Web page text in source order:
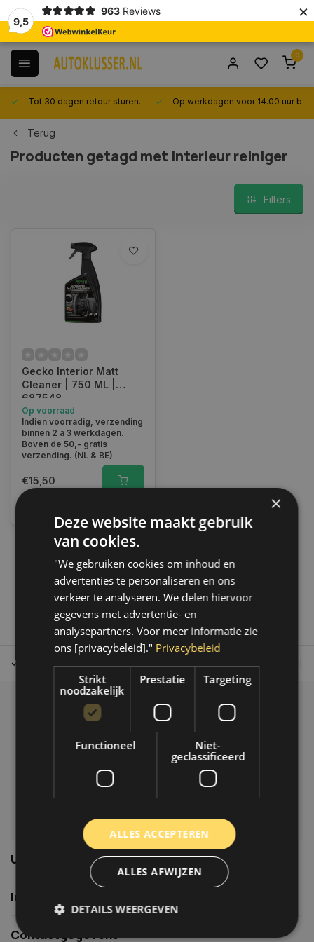
9,5
963 Reviews ×
0
Tot 30 dagen retour sturen. Op werkdagen voor 14.00 uur
Terug
Producten getagd met interieur reiniger
Filters
Gecko Interior Matt
Cleaner | 750 ML |
687548
Op voorraad
Indien voorradig, verzending
binnen 2 a 3 werkdagen.
Boven de 50,- gratis
verzending. (NL & BE)
€15,50
1
Tot 30 dagen retour sturen. Op werkdagen voor 14.00 uur
Klantenservice
Veelgestelde vragen
06-39119169
info@autoklusser.nl
Usefull links
Informatie
Contactgegevens
×
Deze website maakt gebruik
van cookies.
"We gebruiken cookies om inhoud en
advertenties te personaliseren en ons
verkeer te analyseren. We delen hiervoor
gegevens met advertentie- en
analysepartners. Voor meer informatie zie
ons [privacybeleid]." Privacybeleid
Strikt
noodzakelijk
Prestatie Targeting
Functioneel
Niet-
geclassificeerd
ALLES ACCEPTEREN
ALLES AFWIJZEN
DETAILS WEERGEVEN